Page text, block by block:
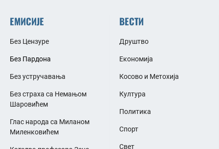
ЕМИСИЈЕ
Без Цензуре
Без Пардона
Без устручавања
Без страха са Немањом
Шаровићем
Глас народа са Миланом
Миленковићем
ВЕСТИ
Друштво
Економија
Косово и Метохија
Култура
Политика
Спорт
Свет